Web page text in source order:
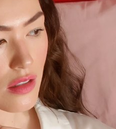
Perfil de usuário
Meus aparelhos
Meus pedidos
Meus endereços
As minhas subscrições
Elixir
Set
Español
Português
Русский
繁體中文